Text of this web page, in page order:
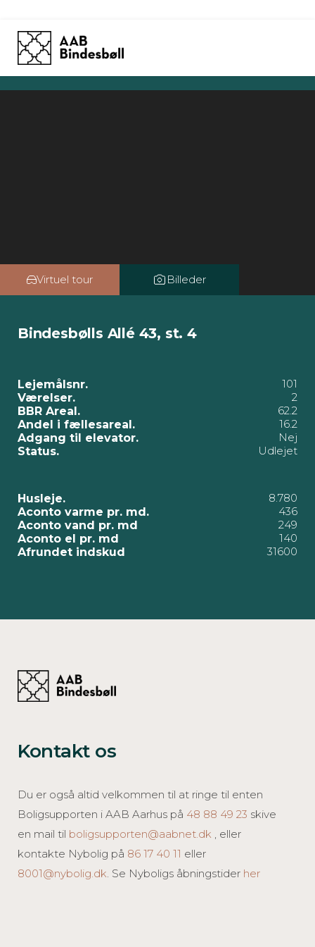
Skip
content
Virtuel tour Billeder
Bindesbølls Allé 43, st. 4
Lejemålsnr.
101
Værelser.
2
BBR Areal.
62.2
Andel i fællesareal.
16.2
Adgang til elevator.
Nej
Status.
Udlejet
Husleje.
8.780
Aconto varme pr. md.
436
Aconto vand pr. md
249
Aconto el pr. md
140
Afrundet indskud
31600
Kontakt os
Du er også altid velkommen til at ringe til enten
Boligsupporten i AAB Aarhus på 48 88 49 23 skive
en mail til boligsupporten@aabnet.dk , eller
kontakte Nybolig på 86 17 40 11 eller
8001@nybolig.dk . Se Nyboligs åbningstider her